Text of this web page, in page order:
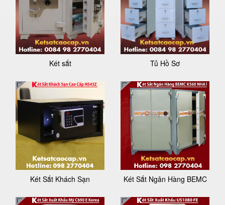
Két sắt Tủ Hồ Sơ
Két Sắt Khách Sạn Két Sắt Ngân Hàng BEMC